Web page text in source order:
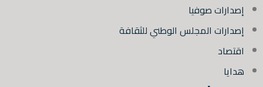
إصدارات صوفيا
إصدارات المجلس الوطني للثقافة
اقتصاد
هدايا